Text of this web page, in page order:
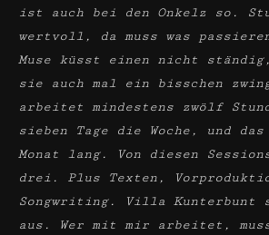
ist auch bei den Onkelz so.
wertvoll, da muss was
Muse küsst einen nicht ständig,
sie auch mal ein bisschen
arbeitet mindestens zwölf
sieben Tage die Woche, und
Monat lang. Von diesen
drei. Plus Texten,
Songwriting. Villa Kunterbunt
aus. Wer mit mir arbeitet,